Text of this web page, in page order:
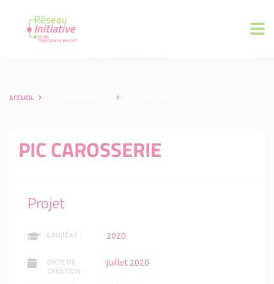
ACCUEIL
PIC CAROSSERIE
Projet
LAURÉAT : 2020
DATE DE
CRÉATION :
juillet 2020